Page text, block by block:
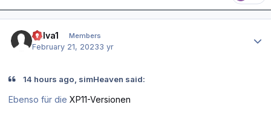
bulva1 Members
February 21, 20233 yr
14 hours ago, simHeaven said:
Ebenso für die XP11-Versionen